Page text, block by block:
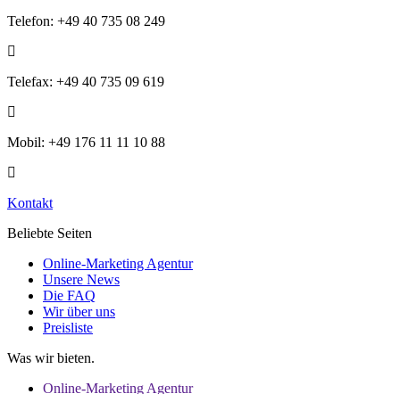
Telefon: +49 40 735 08 249
Telefax: +49 40 735 09 619
Mobil: +49 176 11 11 10 88
Kontakt
Beliebte Seiten
Online-Marketing Agentur
Unsere News
Die FAQ
Wir über uns
Preisliste
Was wir bieten.
Online-Marketing Agentur